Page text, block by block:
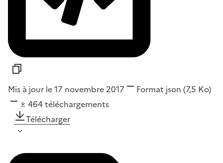
Mis à jour le 17 novembre 2017 Format json (7,5 Ko)
464 téléchargements
Télécharger